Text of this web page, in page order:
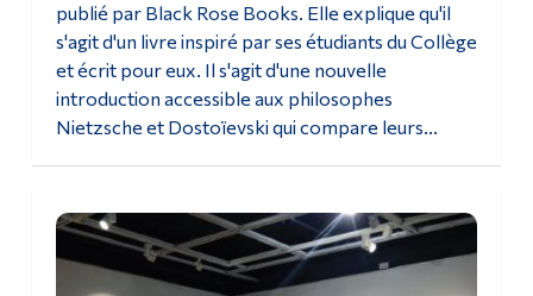
publié par Black Rose Books. Elle explique qu'il
s'agit d'un livre inspiré par ses étudiants du Collège
et écrit pour eux. Il s'agit d'une nouvelle
introduction accessible aux philosophes
Nietzsche et Dostoïevski qui compare leurs...